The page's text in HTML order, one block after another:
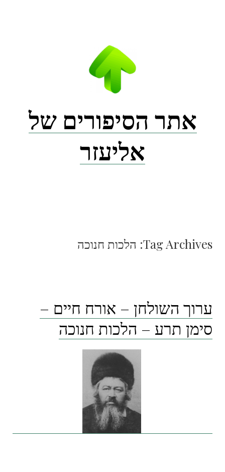
אתר הסיפורים של
אליעזר
Tag Archives: הלכות חנוכה
ערוך השולחן – אורח חיים –
סימן תרע – הלכות חנוכה